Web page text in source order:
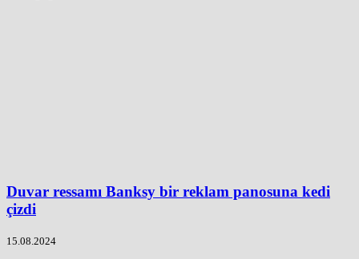
Duvar ressamı Banksy bir reklam panosuna kedi
çizdi
15.08.2024